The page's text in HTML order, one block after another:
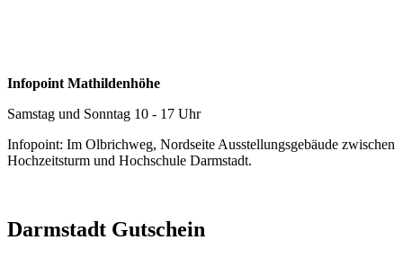
Infopoint Mathildenhöhe
Samstag und Sonntag 10 - 17 Uhr
Infopoint: Im Olbrichweg, Nordseite Ausstellungsgebäude zwischen
Hochzeitsturm und Hochschule Darmstadt.
Darmstadt Gutschein